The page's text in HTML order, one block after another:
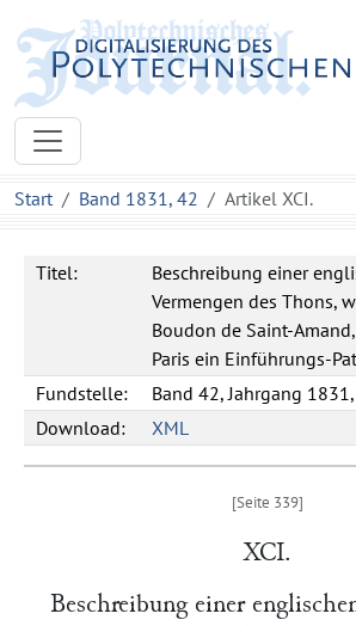
Start Band 1831, 42 Artikel XCI.
Titel:
Beschreibung einer
Vermengen des Thons,
Boudon de Saint-Amand,
Paris ein Einführungs-
Fundstelle:
Band 42, Jahrgang 1831,
Download:
XML
XCI.
Beschreibung einer